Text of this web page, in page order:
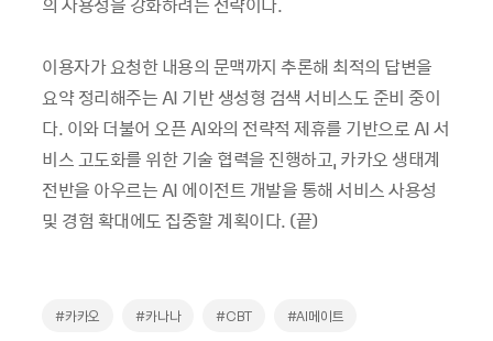
이용자가 요청한 내용의 문맥까지 추론해 최적의 답변을
요약 정리해주는 AI 기반 생성형 검색 서비스도 준비 중이
다. 이와 더불어 오픈 AI와의 전략적 제휴를 기반으로 AI 서
비스 고도화를 위한 기술 협력을 진행하고, 카카오 생태계
전반을 아우르는 AI 에이전트 개발을 통해 서비스 사용성
및 경험 확대에도 집중할 계획이다. (끝)
#카카오 #카나나 #CBT #AI메이트